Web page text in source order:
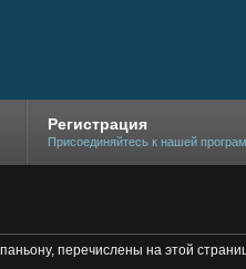
Регистрация
Присоединяйтесь к нашей
перечислены на этой